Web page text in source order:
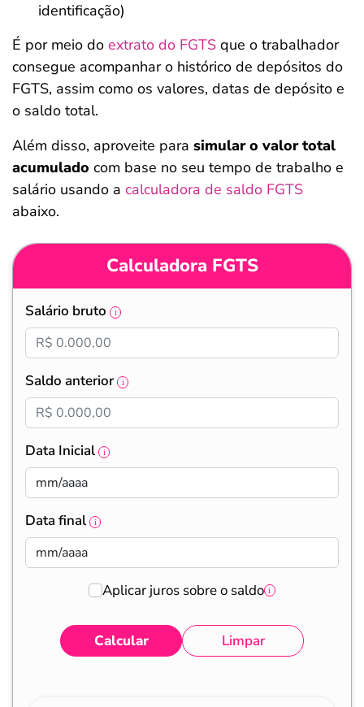
identificação)
É por meio do extrato do FGTS que o trabalhador
consegue acompanhar o histórico de depósitos do
FGTS, assim como os valores, datas de depósito e
o saldo total.
Além disso, aproveite para simular o valor total
acumulado com base no seu tempo de trabalho e
salário usando a calculadora de saldo FGTS
abaixo.
Calculadora FGTS
Salário bruto
Saldo anterior
Data Inicial
Data final
Aplicar juros sobre o saldo
Calcular Limpar